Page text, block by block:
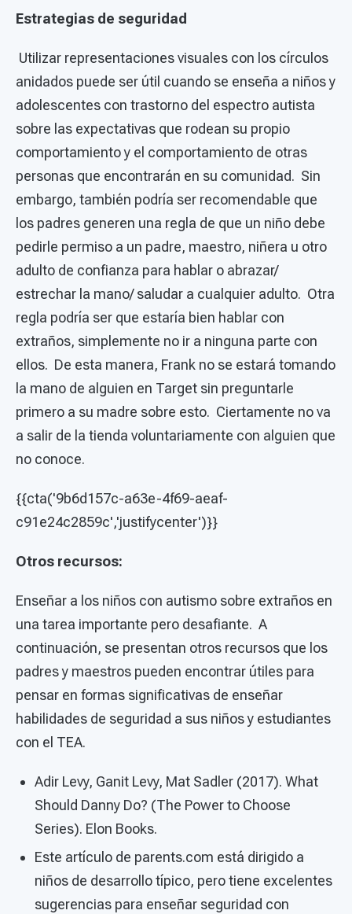
Estrategias de seguridad
Utilizar representaciones visuales con los círculos
anidados puede ser útil cuando se enseña a niños y
adolescentes con trastorno del espectro autista
sobre las expectativas que rodean su propio
comportamiento y el comportamiento de otras
personas que encontrarán en su comunidad. Sin
embargo, también podría ser recomendable que
los padres generen una regla de que un niño debe
pedirle permiso a un padre, maestro, niñera u otro
adulto de confianza para hablar o abrazar/
estrechar la mano/ saludar a cualquier adulto. Otra
regla podría ser que estaría bien hablar con
extraños, simplemente no ir a ninguna parte con
ellos. De esta manera, Frank no se estará tomando
la mano de alguien en Target sin preguntarle
primero a su madre sobre esto. Ciertamente no va
a salir de la tienda voluntariamente con alguien que
no conoce.
{{cta('9b6d157c-a63e-4f69-aeaf-
c91e24c2859c','justifycenter')}}
Otros recursos:
Enseñar a los niños con autismo sobre extraños en
una tarea importante pero desafiante. A
continuación, se presentan otros recursos que los
padres y maestros pueden encontrar útiles para
pensar en formas significativas de enseñar
habilidades de seguridad a sus niños y estudiantes
con el TEA.
Adir Levy, Ganit Levy, Mat Sadler (2017). What
Should Danny Do? (The Power to Choose
Series). Elon Books.
Este artículo de parents.com está dirigido a
niños de desarrollo típico, pero tiene excelentes
sugerencias para enseñar seguridad con